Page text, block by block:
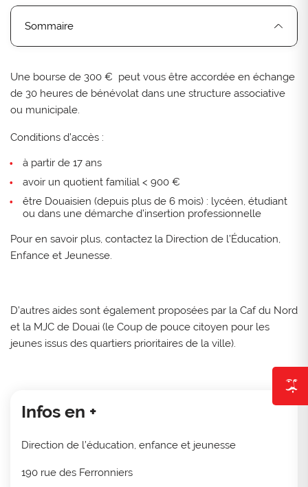
Sommaire
Une bourse de 300 € peut vous être accordée en échange
de 30 heures de bénévolat dans une structure associative
ou municipale.
Conditions d’accès :
à partir de 17 ans
avoir un quotient familial < 900 €
être Douaisien (depuis plus de 6 mois) : lycéen, étudiant
ou dans une démarche d’insertion professionnelle
Pour en savoir plus, contactez la Direction de l’Éducation,
Enfance et Jeunesse.
D’autres aides sont également proposées par la Caf du Nord
et la MJC de Douai (le Coup de pouce citoyen pour les
jeunes issus des quartiers prioritaires de la ville).
Infos en +
Direction de l’éducation, enfance et jeunesse
190 rue des Ferronniers